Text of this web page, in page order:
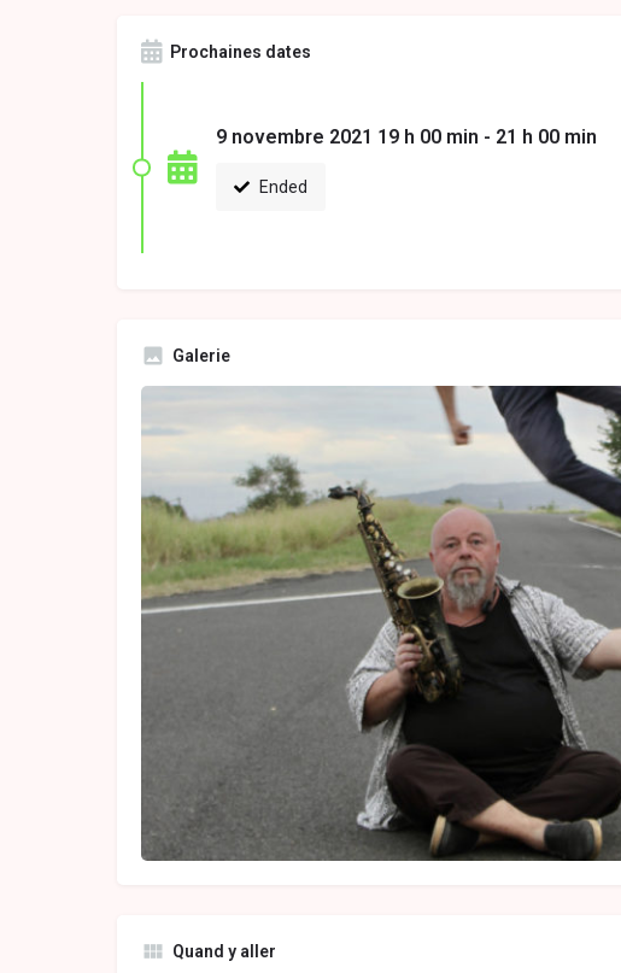
Prochaines dates
9 novembre 2021 19 h 00 min - 21 h 00 min
Ended
Galerie
Quand y aller